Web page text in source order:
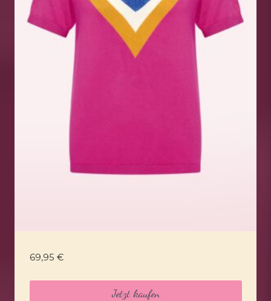
69,95 €
Jetzt kaufen